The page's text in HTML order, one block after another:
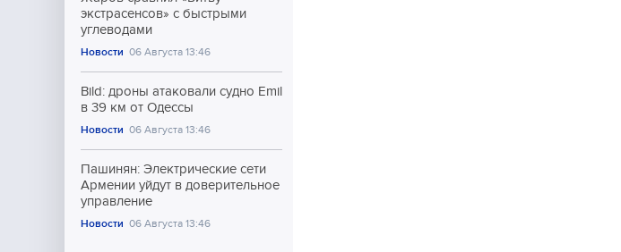
экстрасенсов» с быстрыми
углеводами
Новости 06 Августа 13:46
Bild: дроны атаковали судно Emil
в 39 км от Одессы
Новости 06 Августа 13:46
Пашинян: Электрические сети
Армении уйдут в доверительное
управление
Новости 06 Августа 13:46